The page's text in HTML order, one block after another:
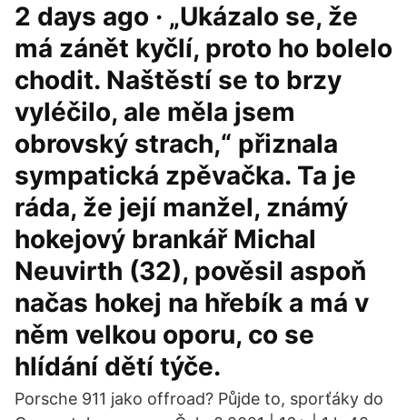
2 days ago · „Ukázalo se, že
má zánět kyčlí, proto ho bolelo
chodit. Naštěstí se to brzy
vyléčilo, ale měla jsem
obrovský strach,“ přiznala
sympatická zpěvačka. Ta je
ráda, že její manžel, známý
hokejový brankář Michal
Neuvirth (32), pověsil aspoň
načas hokej na hřebík a má v
něm velkou oporu, co se
hlídání dětí týče.
Porsche 911 jako offroad? Půjde to, sporťáky do